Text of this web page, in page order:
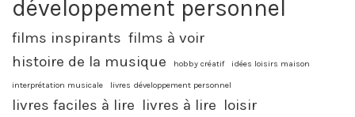
développement personnel
films inspirants films à voir
histoire de la musique
hobby créatif idées loisirs maison
interprétation musicale livres développement personnel
livres faciles à lire livres à lire loisir